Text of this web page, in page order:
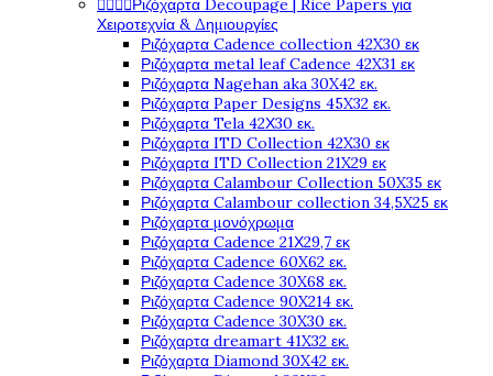
Ριζόχαρτα Decoupage | Rice Papers για
Χειροτεχνία & Δημιουργίες
Ριζόχαρτα Cadence collection 42X30 εκ
Ριζόχαρτα metal leaf Cadence 42X31 εκ
Ριζόχαρτα Nagehan aka 30X42 εκ.
Ριζόχαρτα Paper Designs 45X32 εκ.
Ριζόχαρτα Tela 42Χ30 εκ.
Ριζόχαρτα ITD Collection 42X30 εκ
Ριζόχαρτα ITD Collection 21X29 εκ
Ριζόχαρτα Calambour Collection 50X35 εκ
Ριζόχαρτα Calambour collection 34,5X25 εκ
Ριζόχαρτα μονόχρωμα
Ριζόχαρτα Cadence 21Χ29,7 εκ
Ριζόχαρτα Cadence 60X62 εκ.
Ριζόχαρτα Cadence 30X68 εκ.
Ριζόχαρτα Cadence 90X214 εκ.
Ριζόχαρτα Cadence 30X30 εκ.
Ριζόχαρτα dreamart 41X32 εκ.
Ριζόχαρτα Diamond 30X42 εκ.